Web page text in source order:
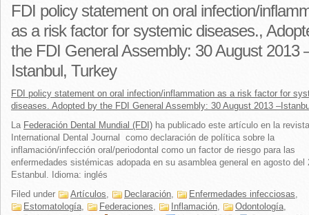
FDI policy statement on oral infection/
as a risk factor for systemic diseases.,
the FDI General Assembly: 30 August 2013
Istanbul, Turkey
FDI policy statement on oral infection/inflammation as a risk factor for
diseases. Adopted by the FDI General Assembly: 30 August 2013
La Federación Dental Mundial (FDI) ha publicado este artículo en la revista
International Dental Journal como declaración de política sobre la
inflamación/infección oral/periodontal como un factor de riesgo para las
enfermedades sistémicas adopada en su asamblea general en agosto del
Estanbul. Idioma: inglés
Filed under
Artículos, Declaración, Enfermedades infecciosas,
Estomatología, Federaciones, Inflamación, Odontología,